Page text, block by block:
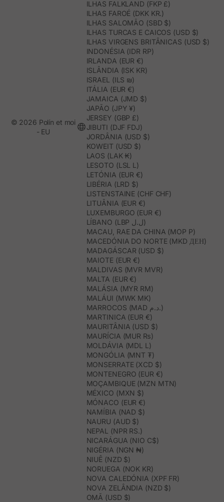
ILHAS FALKLAND (FKP £)
ILHAS FAROÉ (DKK KR.)
ILHAS SALOMÃO (SBD $)
ILHAS TURCAS E CAICOS (USD $)
ILHAS VIRGENS BRITÂNICAS (USD $)
INDONÉSIA (IDR RP)
IRLANDA (EUR €)
ISLÂNDIA (ISK KR)
ISRAEL (ILS ₪)
ITÁLIA (EUR €)
JAMAICA (JMD $)
JAPÃO (JPY ¥)
JERSEY (GBP £)
JIBUTI (DJF FDJ)
JORDÂNIA (USD $)
KOWEIT (USD $)
LAOS (LAK ₭)
LESOTO (LSL L)
LETÓNIA (EUR €)
LIBÉRIA (LRD $)
LISTENSTAINE (CHF CHF)
LITUÂNIA (EUR €)
LUXEMBURGO (EUR €)
LÍBANO (LBP ل.ل)
MACAU, RAE DA CHINA (MOP P)
MACEDÓNIA DO NORTE (MKD ДЕН)
MADAGÁSCAR (USD $)
MAIOTE (EUR €)
MALDIVAS (MVR MVR)
MALTA (EUR €)
MALÁSIA (MYR RM)
MALÁUI (MWK MK)
MARROCOS (MAD د.م.)
MARTINICA (EUR €)
MAURITÂNIA (USD $)
MAURÍCIA (MUR ₨)
MOLDÁVIA (MDL L)
MONGÓLIA (MNT ₮)
MONSERRATE (XCD $)
MONTENEGRO (EUR €)
MOÇAMBIQUE (MZN MTN)
MÉXICO (MXN $)
MÓNACO (EUR €)
NAMÍBIA (NAD $)
NAURU (AUD $)
NEPAL (NPR RS.)
NICARÁGUA (NIO C$)
NIGÉRIA (NGN ₦)
NIUÊ (NZD $)
NORUEGA (NOK KR)
NOVA CALEDÓNIA (XPF FR)
NOVA ZELÂNDIA (NZD $)
OMÃ (USD $)
© 2026 Polín et moi
- EU